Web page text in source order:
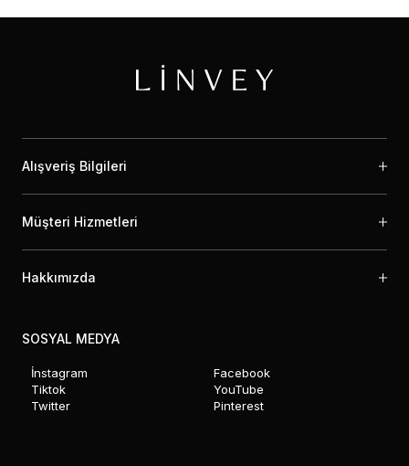
Alışveriş Bilgileri
Müşteri Hizmetleri
Hakkımızda
SOSYAL MEDYA
İnstagram
Facebook
Tiktok
YouTube
Twitter
Pinterest